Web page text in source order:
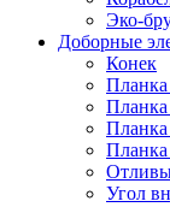
Эко-
Доборные
Конек
Планка
Планка
Угол